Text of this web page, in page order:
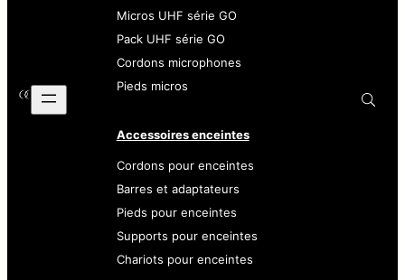
Micros UHF série GO
Pack UHF série GO
Cordons microphones
Pieds micros
Accessoires enceintes
Cordons pour enceintes
Barres et adaptateurs
Pieds pour enceintes
Supports pour enceintes
Chariots pour enceintes